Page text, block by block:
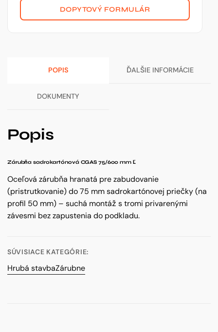
DOPYTOVÝ FORMULÁR
POPIS ĎALŠIE INFORMÁCIE
DOKUMENTY
Popis
Zárubňa sadrokartónová CGAS 75/600 mm Ľ
Oceľová zárubňa hranatá pre zabudovanie
(pristrutkovanie) do 75 mm sadrokartónovej priečky (na
profil 50 mm) – suchá montáž s tromi privarenými
závesmi bez zapustenia do podkladu.
SÚVISIACE KATEGÓRIE:
Hrubá stavbaZárubne